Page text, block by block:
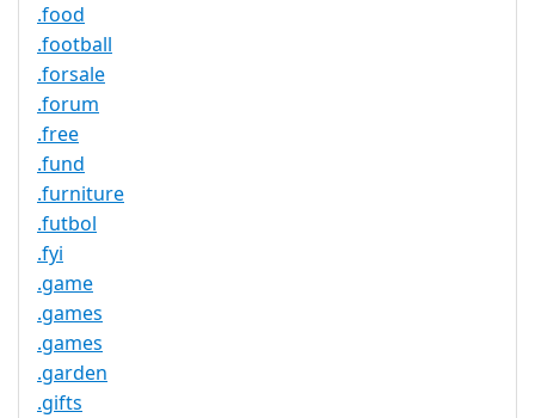
.food
.football
.forsale
.forum
.free
.fund
.furniture
.futbol
.fyi
.game
.games
.games
.garden
.gifts